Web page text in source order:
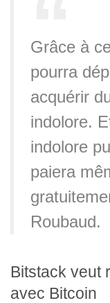
Grâce à
pourra
acquérir
indolore.
indolore
paiera
Roubaud.
Bitstack veut
avec Bitcoin